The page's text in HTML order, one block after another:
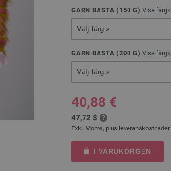
GARN BASTA ( 150 G) Visa
Välj färg »
GARN BASTA (200 G) Visa
Välj färg »
40,88 €
47,72 $
Exkl. Moms, plus leveranskostnader
I VARUKORGEN